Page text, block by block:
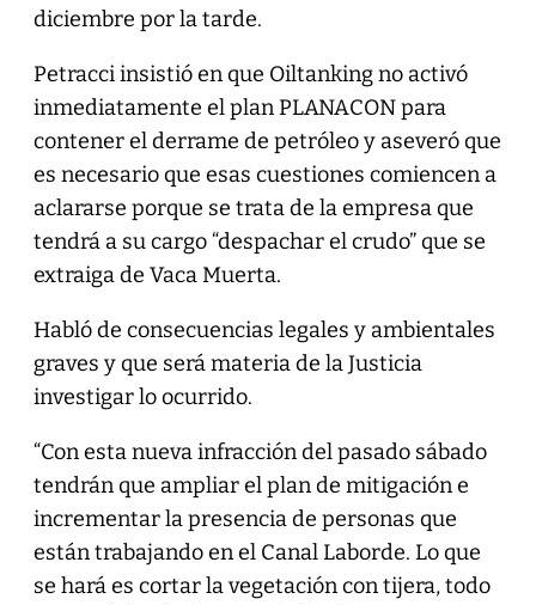
diciembre por la tarde.
Petracci insistió en que Oiltanking no activó
inmediatamente el plan PLANACON para
contener el derrame de petróleo y aseveró que
es necesario que esas cuestiones comiencen a
aclararse porque se trata de la empresa que
tendrá a su cargo “despachar el crudo” que se
extraiga de Vaca Muerta.
Habló de consecuencias legales y ambientales
graves y que será materia de la Justicia
investigar lo ocurrido.
“Con esta nueva infracción del pasado sábado
tendrán que ampliar el plan de mitigación e
incrementar la presencia de personas que
están trabajando en el Canal Laborde. Lo que
se hará es cortar la vegetación con tijera, todo